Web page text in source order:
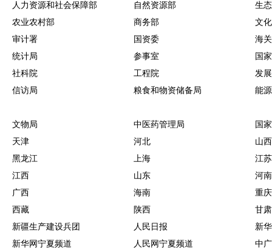
人力资源和社会保障部
自然资源部
生
农业农村部
商务部
文
审计署
国资委
海
统计局
参事室
国
社科院
工程院
发
信访局
粮食和物资储备局 能
文物局 中医药管理局
国
天津
河北
山西
黑龙江
上海
江苏
江西
山东
河南
广西
海南
重庆
西藏
陕西
甘肃
新疆生产建设兵团
人民日报
新
新华网宁夏频道
人民网宁夏频道
中